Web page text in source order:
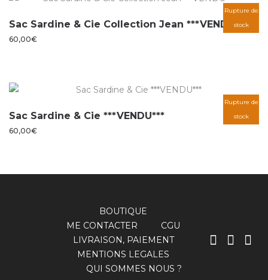
Rupture de
stock
Sac Sardine & Cie Collection Jean ***VENDU***
60,00€
Rupture de
stock
Sac Sardine & Cie ***VENDU***
60,00€
BOUTIQUE
ME CONTACTER
CGU
LIVRAISON, PAIEMENT
MENTIONS LEGALES
QUI SOMMES NOUS ?